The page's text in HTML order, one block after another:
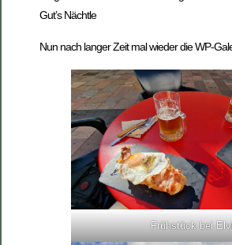
Gut’s Nächtle
Nun nach langer Zeit mal wieder die WP-
Frühstück bei